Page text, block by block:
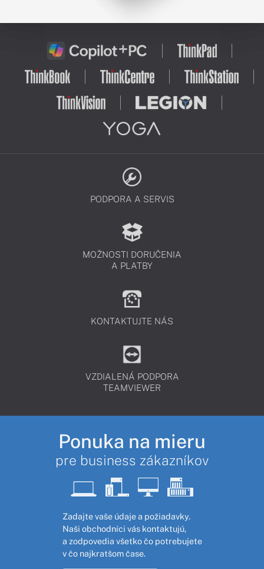
PODPORA A SERVIS
MOŽNOSTI DORUČENIA
A PLATBY
KONTAKTUJTE NÁS
VZDIALENÁ PODPORA
TEAMVIEWER
Ponuka na mieru
pre business zákazníkov
Zadajte vaše údaje a požiadavky.
Naši obchodníci vás kontaktujú,
a zodpovedia všetko čo potrebujete
v čo najkratšom čase.